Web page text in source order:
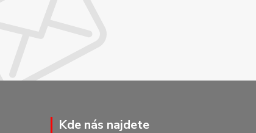
Kde nás najdete